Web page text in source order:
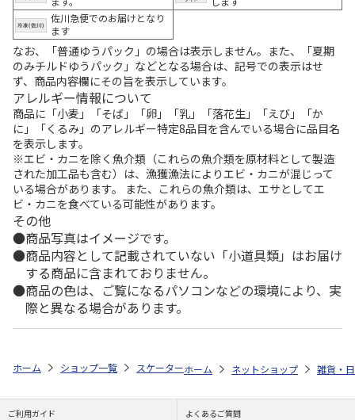
佐川急便でのお届けとなり
ます
なお、「普通ゆうパック」の場合は表示しません。また、「夏期
のみチルドゆうパック」などとなる場合は、記号での表示はせ
ず、商品内容欄にその旨を表示しています。
アレルギー情報について
商品に「小麦」「そば」「卵」「乳」「落花生」「えび」「か
に」「くるみ」のアレルギー特定8品目を含んでいる場合に品目名
を表示します。
※エビ・カニを除く魚介類（これらの魚介類を原材料として製造
された加工品も含む）は、漁獲漁法によりエビ・カニが混じって
いる場合があります。 また、これらの魚介類は、エサとしてエ
ビ・カニを食べている可能性があります。
その他
商品写真はイメージです。
商品内容として記載されていない「小道具類」はお届け
する商品に含まれておりません。
商品の色は、ご覧になるパソコンなどの環境により、実
際と異なる場合があります。
ホーム ショップ一覧 スケーター シェイカー付タンブラー PEANUTS
ホーム ネットショップ 雑貨・
ご利用ガイド よくあるご質問